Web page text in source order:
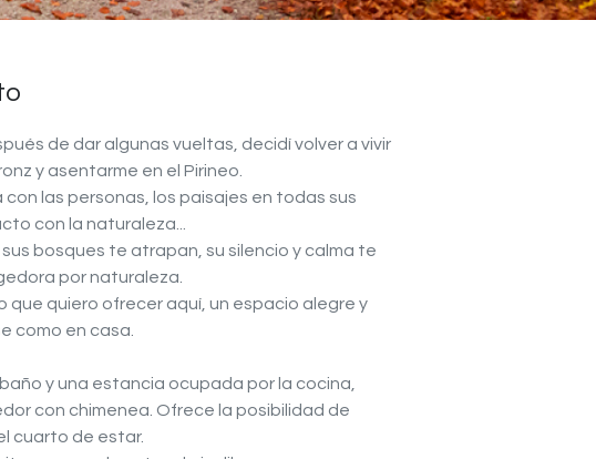
de dar algunas vueltas, decidí volver a vivir
y asentarme en el Pirineo.
las personas, los paisajes en todas sus
con la naturaleza...
bosques te atrapan, su silencio y calma te
por naturaleza.
quiero ofrecer aquí, un espacio alegre y
como en casa.
y una estancia ocupada por la cocina,
con chimenea. Ofrece la posibilidad de
cuarto de estar.